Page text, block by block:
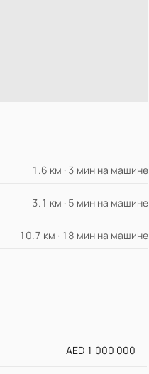
1.6 км · 3 мин на машине
3.1 км · 5 мин на машине
10.7 км · 18 мин на машине
AED 1 000 000